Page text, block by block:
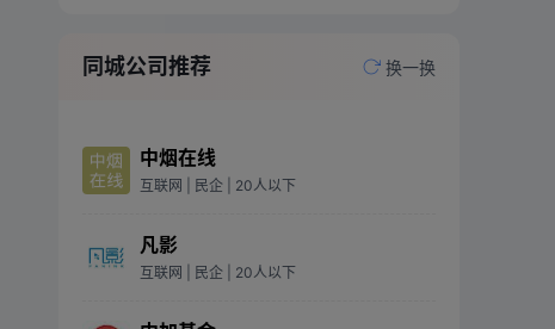
同城公司推荐 换一换
中烟在线
互联网 | 民企 | 20人以下
凡影
互联网 | 民企 | 20人以下